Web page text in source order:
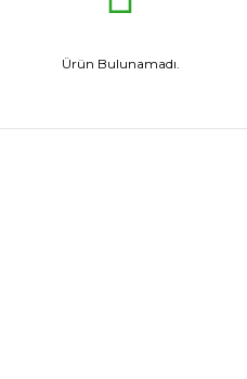
Ürün Bulunamadı.